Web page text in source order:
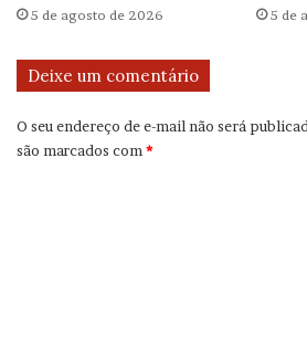
5 de agosto de 2026 5 de
Deixe um comentário
O seu endereço de e-mail não será
são marcados com *